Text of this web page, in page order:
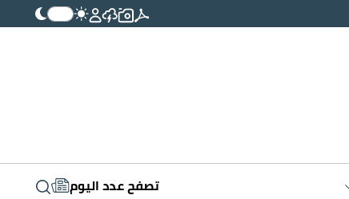
تصفح عدد اليوم